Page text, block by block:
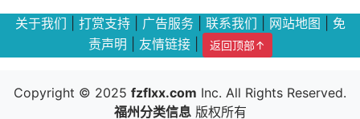
关于我们
打赏支持| 广告服务| 联系我们 网站地图
免
责声明
友情链接| 返回顶部↑
Copyright © 2025 fzflxx.com Inc. All Rights Reserved.
福州分类信息版权所有